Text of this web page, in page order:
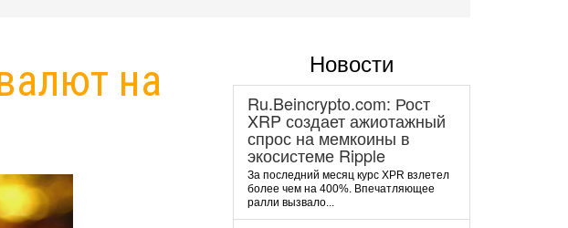
на
Новости
Ru.Beincrypto.com: Рост
XRP создает ажиотажный
спрос на мемкоины в
экосистеме Ripple
За последний месяц курс XPR взлетел
более чем на 400%. Впечатляющее
ралли вызвало...